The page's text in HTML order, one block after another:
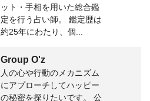
ット・手相を用いた総合鑑
定を行う占い師。 鑑定歴は
約25年にわたり、個...
Group O'z
人の心や行動のメカニズム
にアプローチしてハッピー
の秘密を探りたいです。 公